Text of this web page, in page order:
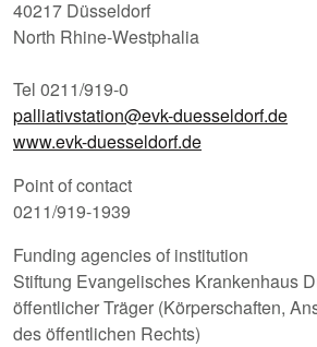
40217 Düsseldorf
North Rhine-Westphalia
Tel 0211/919-0
palliativstation@evk-duesseldorf.de
www.evk-duesseldorf.de
Point of contact
0211/919-1939
Funding agencies of institution
Stiftung Evangelisches Krankenhaus
öffentlicher Träger (Körperschaften,
des öffentlichen Rechts)